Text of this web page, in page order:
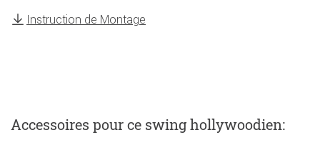
Instruction de Montage
Accessoires pour ce swing hollywoodien: